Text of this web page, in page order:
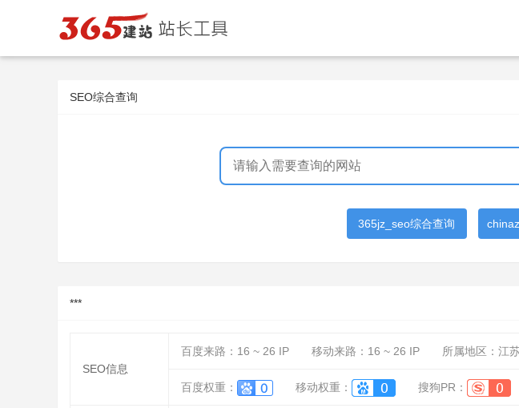
SEO综合查询
365jz_seo综合查询
***
SEO信息
百度来路： 16 ~ 26 IP 移动来路： 16 ~ 26 IP 所属地区：江
百度权重： 移动权重： 搜狗PR：